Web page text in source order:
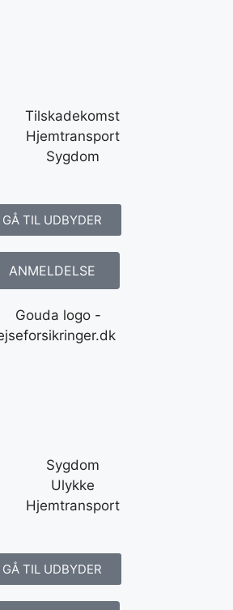
Tilskadekomst
Hjemtransport
Sygdom
GÅ TIL UDBYDER
ANMELDELSE
Sygdom
Ulykke
Hjemtransport
GÅ TIL UDBYDER